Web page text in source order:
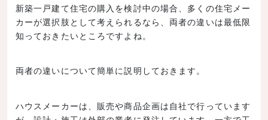
er book
新築一戸建て住宅の購入を検討中の場合、多くの住宅メー
カーが選択肢として考えられるなら、両者の違いは最低限
知っておきたいところですよね。
両者の違いについて簡単に説明しておきます。
ハウスメーカーは、販売や商品企画は自社で行っています